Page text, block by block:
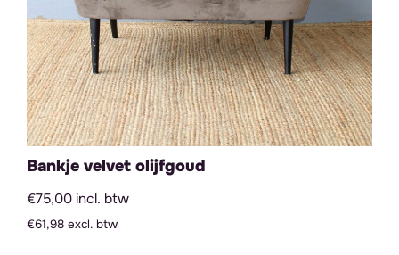
Bankje velvet olijfgoud
€75,00 incl. btw
€61,98 excl. btw